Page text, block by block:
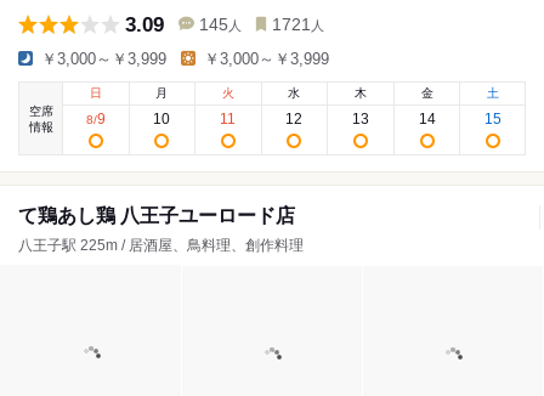
3.09 145 人 1721 人
￥3,000～￥3,999 ￥3,000～￥3,999
空席
情報
日
8/9
月
10
火
11
水
12
木
13
金
14
土
15
て鶏あし鶏 八王子ユーロード店
八王子駅 225m / 居酒屋、鳥料理、創作料理